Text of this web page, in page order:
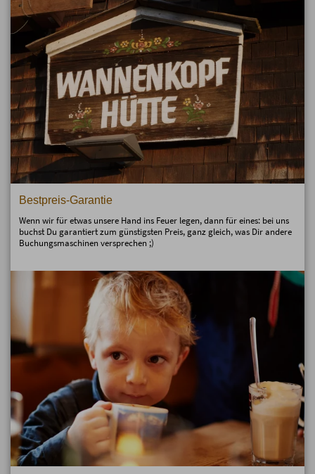
Bestpreis-Garantie
Wenn wir für etwas unsere Hand ins Feuer legen, dann für eines: bei uns
buchst Du garantiert zum günstigsten Preis, ganz gleich, was Dir andere
Buchungsmaschinen versprechen ;)